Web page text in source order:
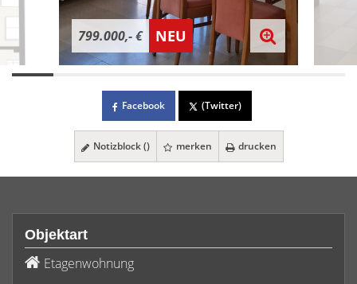
799.000,- € NEU
Facebook (Twitter)
Notizblock () merken drucken
Objektart
Etagenwohnung